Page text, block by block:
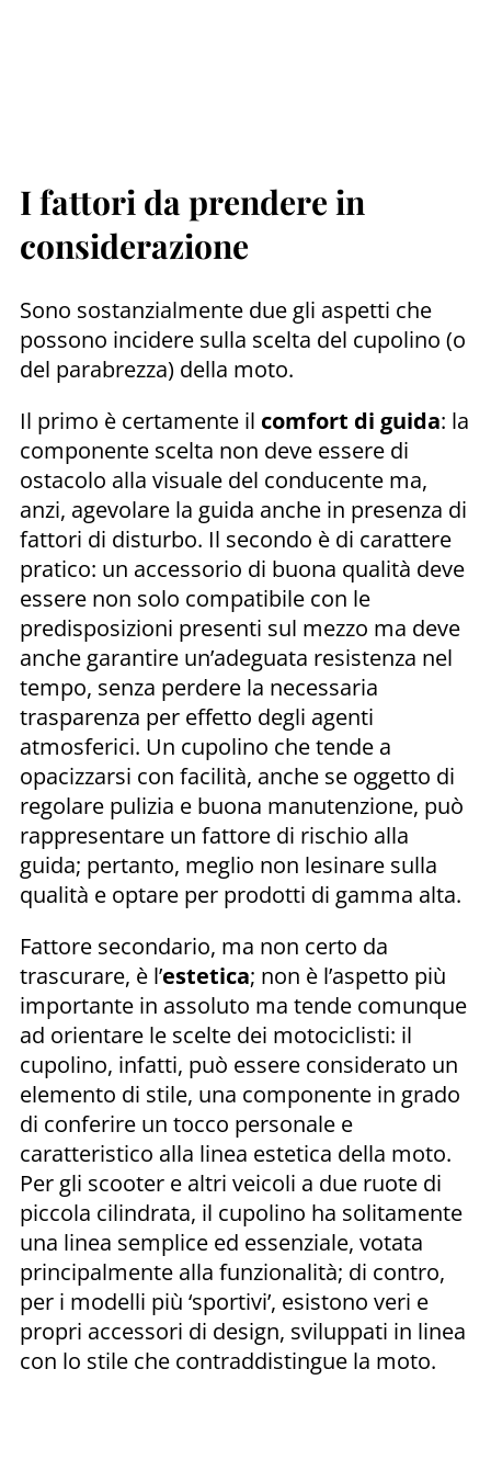
I fattori da prendere in
considerazione
Sono sostanzialmente due gli aspetti che
possono incidere sulla scelta del cupolino (o
del parabrezza) della moto.
Il primo è certamente il comfort di guida: la
componente scelta non deve essere di
ostacolo alla visuale del conducente ma,
anzi, agevolare la guida anche in presenza di
fattori di disturbo. Il secondo è di carattere
pratico: un accessorio di buona qualità deve
essere non solo compatibile con le
predisposizioni presenti sul mezzo ma deve
anche garantire un’adeguata resistenza nel
tempo, senza perdere la necessaria
trasparenza per effetto degli agenti
atmosferici. Un cupolino che tende a
opacizzarsi con facilità, anche se oggetto di
regolare pulizia e buona manutenzione, può
rappresentare un fattore di rischio alla
guida; pertanto, meglio non lesinare sulla
qualità e optare per prodotti di gamma alta.
Fattore secondario, ma non certo da
trascurare, è l’estetica; non è l’aspetto più
importante in assoluto ma tende comunque
ad orientare le scelte dei motociclisti: il
cupolino, infatti, può essere considerato un
elemento di stile, una componente in grado
di conferire un tocco personale e
caratteristico alla linea estetica della moto.
Per gli scooter e altri veicoli a due ruote di
piccola cilindrata, il cupolino ha solitamente
una linea semplice ed essenziale, votata
principalmente alla funzionalità; di contro,
per i modelli più ‘sportivi’, esistono veri e
propri accessori di design, sviluppati in linea
con lo stile che contraddistingue la moto.